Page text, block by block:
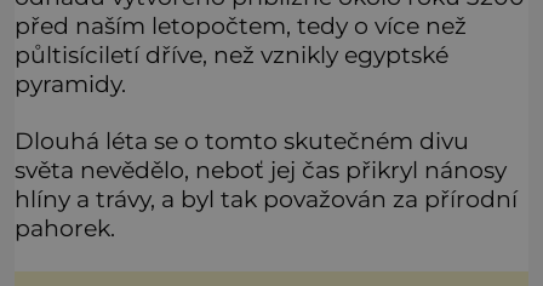
před naším letopočtem, tedy o více než
půltisíciletí dříve, než vznikly egyptské
pyramidy.
Dlouhá léta se o tomto skutečném divu
světa nevědělo, neboť jej čas přikryl nánosy
hlíny a trávy, a byl tak považován za přírodní
pahorek.